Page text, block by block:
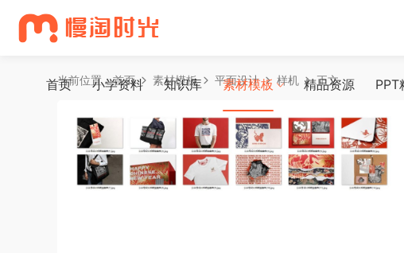
首页 小学资料 知识库 素材模板 精品资源 PPT
当前位置：首页 素材模板 平面设计 样机 正文